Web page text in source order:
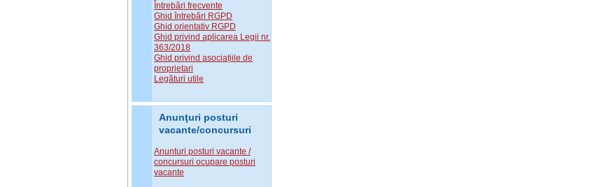
Întrebări frecvente
Ghid întrebări RGPD
Ghid orientativ RGPD
Ghid privind aplicarea Legii nr.
363/2018
Ghid privind asociațiile de
proprietari
Legături utile
Anunţuri posturi
vacante/concursuri
Anunturi posturi vacante /
concursuri ocupare posturi
vacante